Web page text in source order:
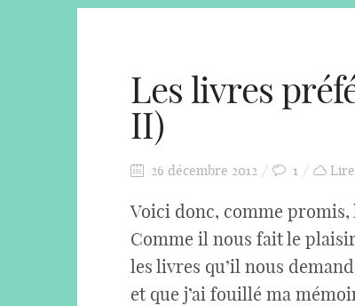
Les livres
II)
26 décembre 2012 1 Lire
Voici donc, comme
Comme il nous fait le
les livres qu’il nous
et que j’ai fouillé ma